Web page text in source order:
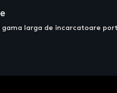
larga de incarcatoare